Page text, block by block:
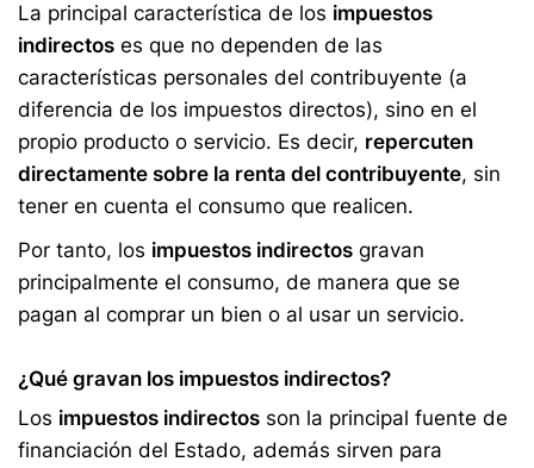
La principal característica de los impuestos
indirectos es que no dependen de las
características personales del contribuyente (a
diferencia de los impuestos directos), sino en el
propio producto o servicio. Es decir, repercuten
directamente sobre la renta del contribuyente, sin
tener en cuenta el consumo que realicen.
Por tanto, los impuestos indirectos gravan
principalmente el consumo, de manera que se
pagan al comprar un bien o al usar un servicio.
¿Qué gravan los impuestos indirectos?
Los impuestos indirectos son la principal fuente de
financiación del Estado, además sirven para